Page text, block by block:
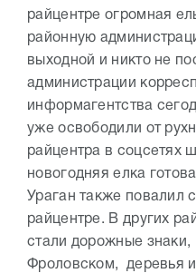
райцентре огромная
районную
выходной и никто не
администрации
информагентства
уже освободили от
райцентра в соцсетях
новогодняя елка
Ураган также повалил
райцентре. В других
стали дорожные знаки,
Фроловском, деревья